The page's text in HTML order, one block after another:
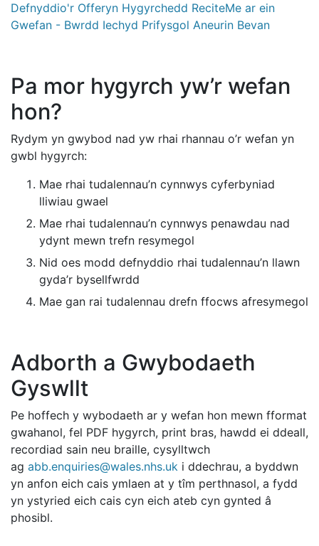
Defnyddio'r Offeryn Hygyrchedd ReciteMe ar ein
Gwefan - Bwrdd Iechyd Prifysgol Aneurin Bevan
Pa mor hygyrch yw’r wefan
hon?
Rydym yn gwybod nad yw rhai rhannau o’r wefan yn
gwbl hygyrch:
Mae rhai tudalennau’n cynnwys cyferbyniad
lliwiau gwael
Mae rhai tudalennau’n cynnwys penawdau nad
ydynt mewn trefn resymegol
Nid oes modd defnyddio rhai tudalennau’n llawn
gyda’r bysellfwrdd
Mae gan rai tudalennau drefn ffocws afresymegol
Adborth a Gwybodaeth
Gyswllt
Pe hoffech y wybodaeth ar y wefan hon mewn fformat
gwahanol, fel PDF hygyrch, print bras, hawdd ei ddeall,
recordiad sain neu braille, cysylltwch
ag abb.enquiries@wales.nhs.uk i ddechrau, a byddwn
yn anfon eich cais ymlaen at y tîm perthnasol, a fydd
yn ystyried eich cais cyn eich ateb cyn gynted â
phosibl.